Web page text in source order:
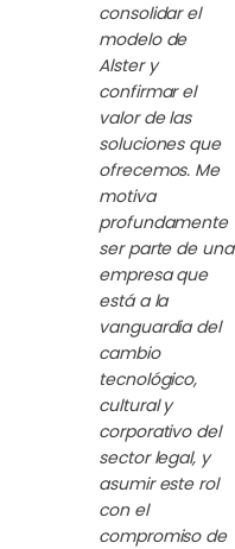
consolidar el
modelo de
Alster y
confirmar el
valor de las
soluciones que
ofrecemos. Me
motiva
profundamente
ser parte de una
empresa que
está a la
vanguardia del
cambio
tecnológico,
cultural y
corporativo del
sector legal, y
asumir este rol
con el
compromiso de